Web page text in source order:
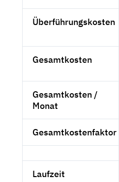
Überführungskosten
Gesamtkosten
Gesamtkosten /
Monat
Gesamtkostenfaktor
Laufzeit